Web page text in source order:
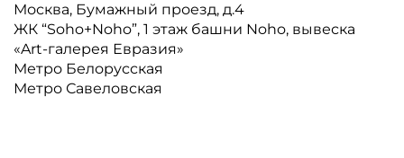
Москва, Бумажный проезд, д.4
ЖК “Soho+Noho”, 1 этаж башни Noho, вывеска
«Art-галерея Евразия»
Метро Белорусская
Метро Савеловская